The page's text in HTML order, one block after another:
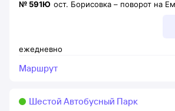
ежедневно
№ 591Ю ост. Борисовка – поворот на
Маршрут
Шестой Автобусный Парк